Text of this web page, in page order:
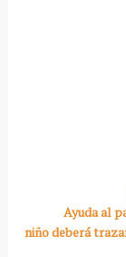
Ayuda al
niño deberá